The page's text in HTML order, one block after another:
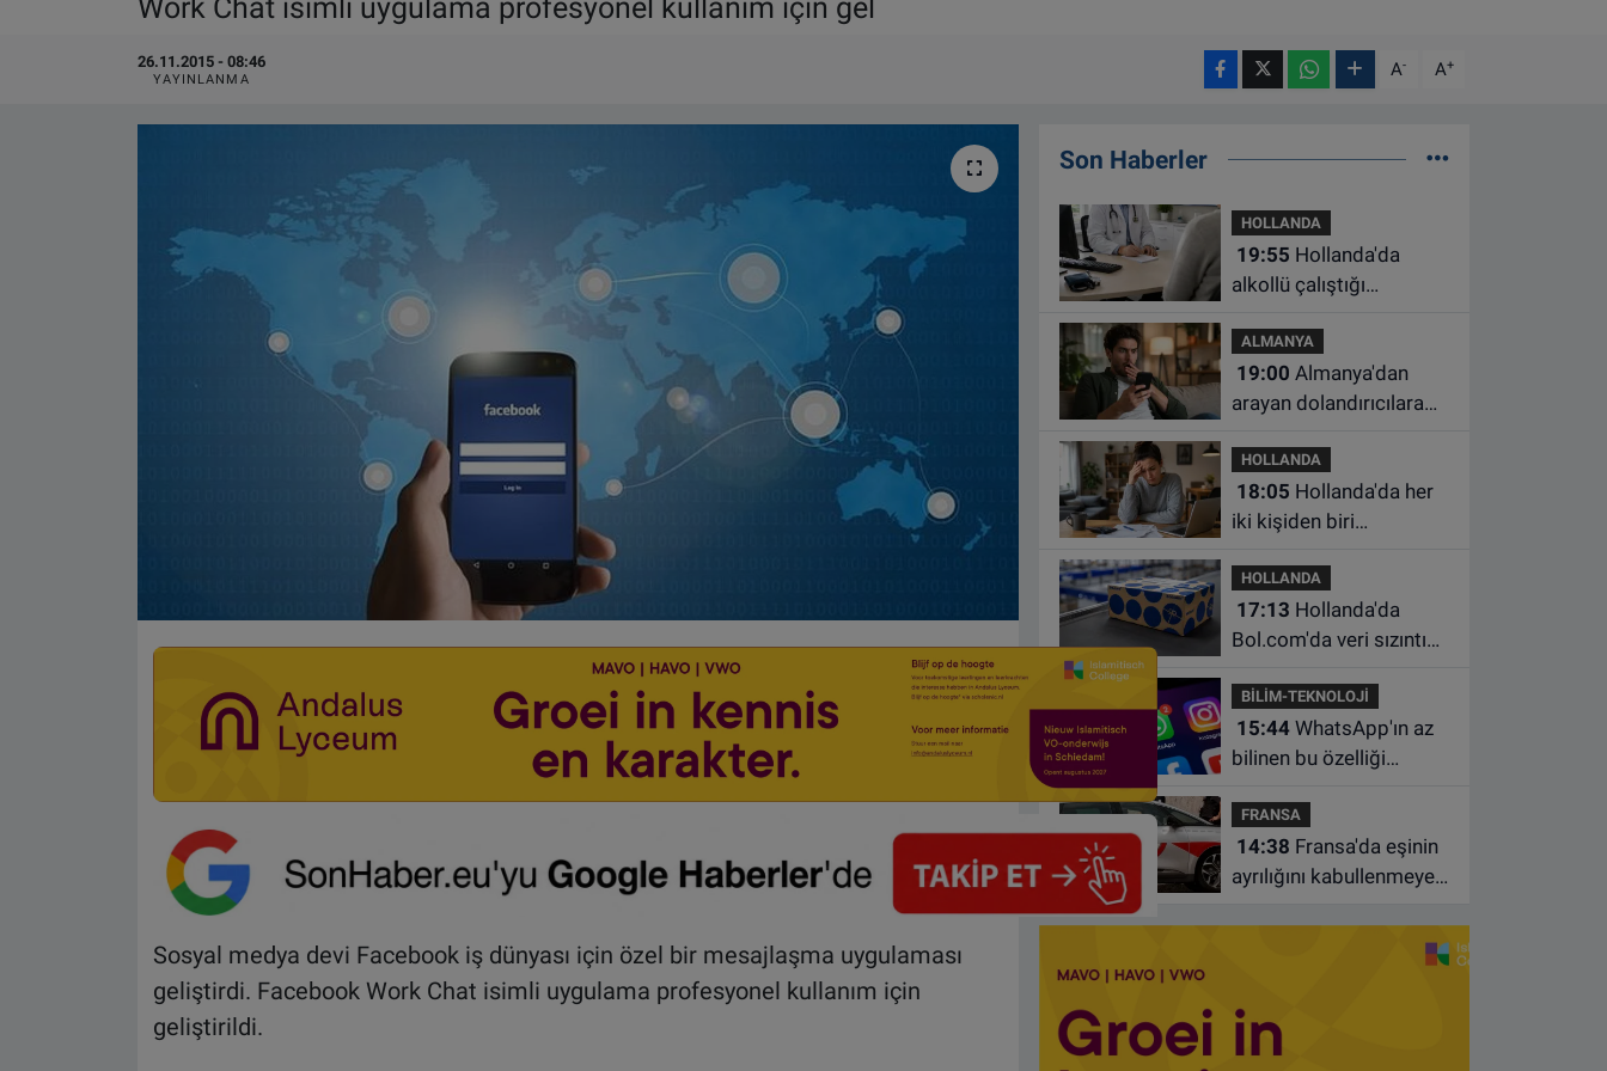
Work Chat isimli uygulama profesyonel kullanım için gel
26.11.2015 - 08:46
YAYINLANMA A- A+
Sosyal medya devi Facebook iş dünyası için özel bir mesajlaşma uygulaması
geliştirdi. Facebook Work Chat isimli uygulama profesyonel kullanım için
geliştirildi.
Son Haberler
HOLLANDA
19:55
alkollü çalıştığı
çalışma yasağı
ALMANYA
19:00
arayan dolandırıcılara
HOLLANDA
18:05
iki kişiden biri
HOLLANDA
17:13
Bol.com'da veri sızıntısı:
geçirilmiş olabilir
BİLİM-TEKNOLOJİ
15:44WhatsApp'ın az
bilinen bu özelliği
hale getiriyor
FRANSA
14:38
ayrılığını kabullenmeyen
Çerez Politikası